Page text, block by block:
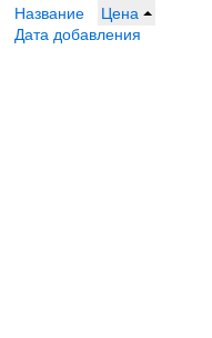
Название
Цена
Дата добавления